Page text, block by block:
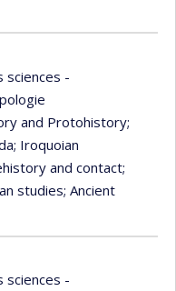
sciences -
and Protohistory;
; Iroquoian
and contact;
studies; Ancient
sciences -